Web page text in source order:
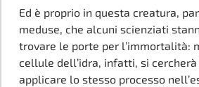
Ed è proprio in questa creatura,
meduse, che alcuni scienziati
trovare le porte per l’immortalità:
cellule dell’idra, infatti, si
applicare lo stesso processo